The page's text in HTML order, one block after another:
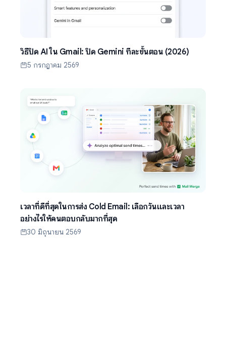
วิธีปิด AI ใน Gmail: ปิด Gemini ทีละขั้นตอน (2026)
5 กรกฎาคม 2569
เวลาที่ดีที่สุดในการส่ง Cold Email: เลือกวันและเวลา
อย่างไรให้คนตอบกลับมากที่สุด
30 มิถุนายน 2569